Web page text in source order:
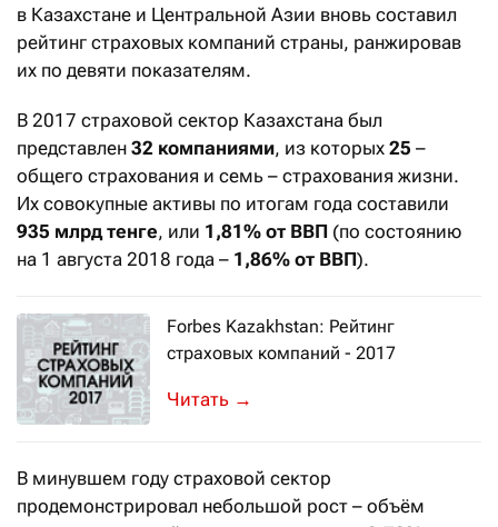
в Казахстане и Центральной Азии вновь составил
рейтинг страховых компаний страны, ранжировав
их по девяти показателям.
В 2017 страховой сектор Казахстана был
представлен 32 компаниями, из которых 25 –
общего страхования и семь – страхования жизни.
Их совокупные активы по итогам года составили
935 млрд тенге, или 1,81% от ВВП (по состоянию
на 1 августа 2018 года – 1,86% от ВВП).
Forbes Kazakhstan: Рейтинг
страховых компаний - 2017
На страховом рынке Казахстана
→
В минувшем году страховой сектор
продемонстрировал небольшой рост – объём